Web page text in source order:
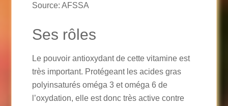
Source: AFSSA
Ses rôles
Le pouvoir antioxydant de cette vitamine est
très important. Protégeant les acides gras
polyinsaturés oméga 3 et oméga 6 de
l’oxydation, elle est donc très active contre